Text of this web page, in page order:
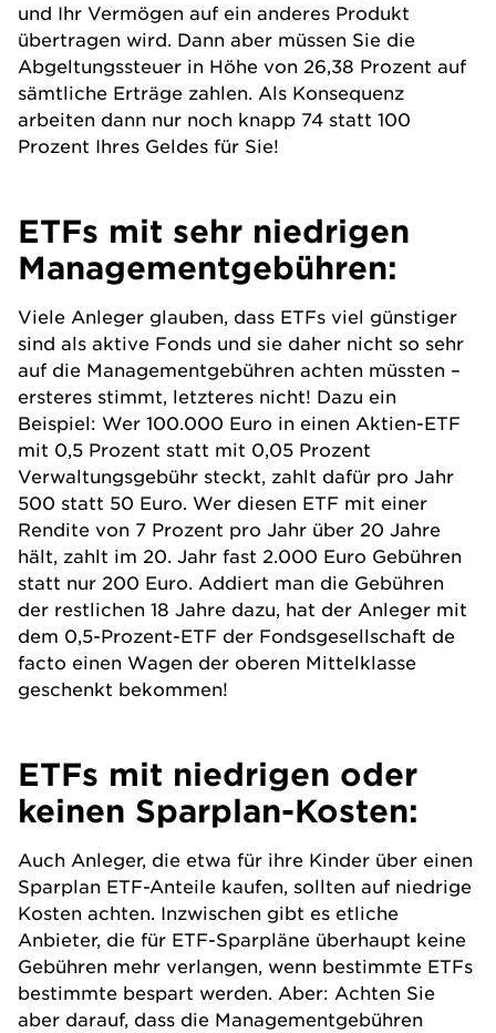
und Ihr Vermögen auf ein anderes Produkt
übertragen wird. Dann aber müssen Sie die
Abgeltungssteuer in Höhe von 26,38 Prozent auf
sämtliche Erträge zahlen. Als Konsequenz
arbeiten dann nur noch knapp 74 statt 100
Prozent Ihres Geldes für Sie!
ETFs mit sehr niedrigen
Managementgebühren:
Viele Anleger glauben, dass ETFs viel günstiger
sind als aktive Fonds und sie daher nicht so sehr
auf die Managementgebühren achten müssten –
ersteres stimmt, letzteres nicht! Dazu ein
Beispiel: Wer 100.000 Euro in einen Aktien-ETF
mit 0,5 Prozent statt mit 0,05 Prozent
Verwaltungsgebühr steckt, zahlt dafür pro Jahr
500 statt 50 Euro. Wer diesen ETF mit einer
Rendite von 7 Prozent pro Jahr über 20 Jahre
hält, zahlt im 20. Jahr fast 2.000 Euro Gebühren
statt nur 200 Euro. Addiert man die Gebühren
der restlichen 18 Jahre dazu, hat der Anleger mit
dem 0,5-Prozent-ETF der Fondsgesellschaft de
facto einen Wagen der oberen Mittelklasse
geschenkt bekommen!
ETFs mit niedrigen oder
keinen Sparplan-Kosten:
Auch Anleger, die etwa für ihre Kinder über einen
Sparplan ETF-Anteile kaufen, sollten auf niedrige
Kosten achten. Inzwischen gibt es etliche
Anbieter, die für ETF-Sparpläne überhaupt keine
Gebühren mehr verlangen, wenn bestimmte ETFs
bestimmte bespart werden. Aber: Achten Sie
aber darauf, dass die Managementgebühren